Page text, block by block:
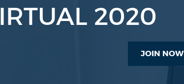
2020
JOIN NOW